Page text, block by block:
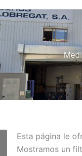
Esta página le
Mostramos un